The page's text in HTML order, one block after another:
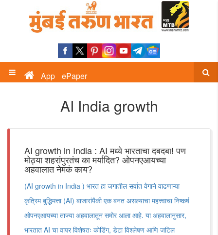
App ePaper
AI India growth
AI growth in India : AI मध्ये भारताचा दबदबा! पण
मोठ्या शहरांपुरतंच का मर्यादित? ओपनएआयच्या
अहवालात नेमकं काय?
(AI growth in India ) भारत हा जगातील सर्वात वेगाने वाढणाऱ्या
कृत्रिम बुद्धिमत्ता (AI) बाजारांपैकी एक बनत असल्याचा महत्त्वाचा निष्कर्ष
ओपनएआयच्या ताज्या अहवालातून समोर आला आहे. या अहवालानुसार,
भारतात AI चा वापर विशेषतः कोडिंग, डेटा विश्लेषण आणि जटिल